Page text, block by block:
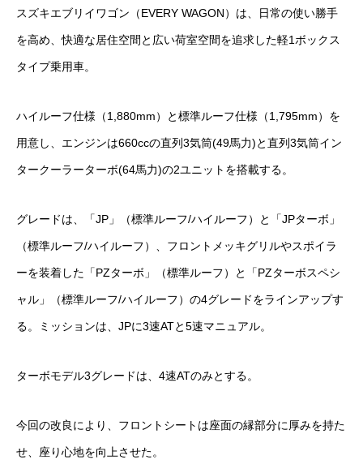
スズキエブリイワゴン（EVERY WAGON）は、日常の使い勝手
を高め、快適な居住空間と広い荷室空間を追求した軽1ボックス
タイプ乗用車。
ハイルーフ仕様（1,880mm）と標準ルーフ仕様（1,795mm）を
用意し、エンジンは660ccの直列3気筒(49馬力)と直列3気筒イン
タークーラーターボ(64馬力)の2ユニットを搭載する。
グレードは、「JP」（標準ルーフ/ハイルーフ）と「JPターボ」
（標準ルーフ/ハイルーフ）、フロントメッキグリルやスポイラ
ーを装着した「PZターボ」（標準ルーフ）と「PZターボスペシ
ャル」（標準ルーフ/ハイルーフ）の4グレードをラインアップす
る。ミッションは、JPに3速ATと5速マニュアル。
ターボモデル3グレードは、4速ATのみとする。
今回の改良により、フロントシートは座面の縁部分に厚みを持た
せ、座り心地を向上させた。